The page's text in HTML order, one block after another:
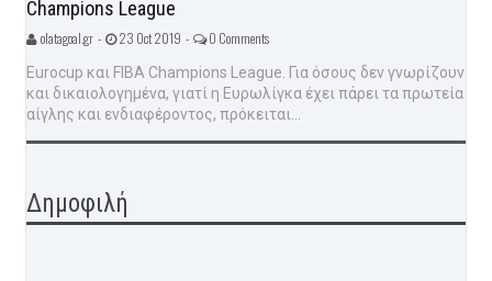
Champions League
olatagoal.gr - 23 Oct 2019 - 0 Comments
Eurocup και FIBA Champions League. Για όσους δεν γνωρίζουν
και δικαιολογημένα, γιατί η Ευρωλίγκα έχει πάρει τα πρωτεία
αίγλης και ενδιαφέροντος, πρόκειται...
Δημοφιλή